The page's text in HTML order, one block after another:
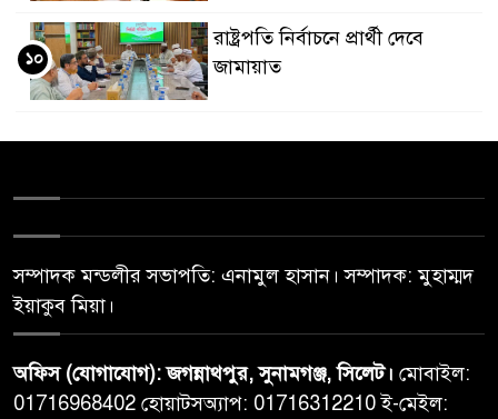
রাষ্ট্রপতি নির্বাচনে প্রার্থী দেবে
জামায়াত
১০
সম্পাদক মন্ডলীর সভাপতি: এনামুল হাসান। সম্পাদক: মুহাম্মদ
ইয়াকুব মিয়া।
অফিস (যোগাযোগ): জগন্নাথপুর, সুনামগঞ্জ, সিলেট। মোবাইল:
01716968402 হোয়াটসঅ্যাপ: 01716312210 ই-মেইল: